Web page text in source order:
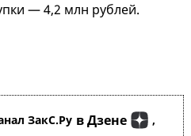
— 4,2 млн рублей.
ЗакС.Ру в Дзене ,